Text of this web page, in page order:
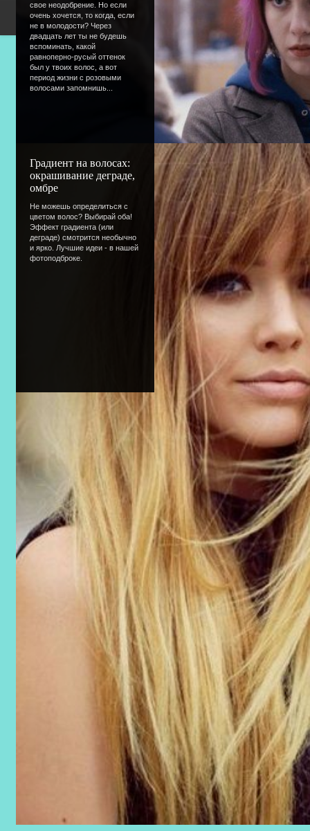
свое неодобрение. Но если
очень хочется, то когда, если
не в молодости? Через
двадцать лет ты не будешь
вспоминать, какой
равноперно-русый оттенок
был у твоих волос, а вот
период жизни с розовыми
волосами запомнишь...
Градиент на волосах:
окрашивание деграде,
омбре
Не можешь определиться с
цветом волос? Выбирай оба!
Эффект градиента (или
деграде) смотрится необычно
и ярко. Лучшие идеи - в нашей
фотоподброке.
Copyright